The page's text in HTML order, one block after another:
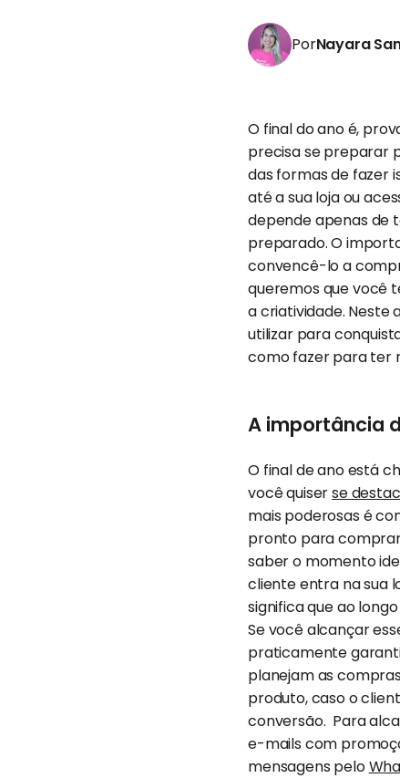
PorNayara
O final do ano é,
precisa se preparar
das formas de fazer
até a sua loja ou
depende apenas de
preparado. O
convencê-lo a
queremos que você
a criatividade. Neste
utilizar para
como fazer para ter
A importância
O final de ano está
você quiserse
mais poderosas é
pronto para
saber o momento
cliente entra na sua
significa que ao
Se você alcançar
praticamente
planejam as
produto, caso o
conversão. Para
e-mails com
mensagens pelo